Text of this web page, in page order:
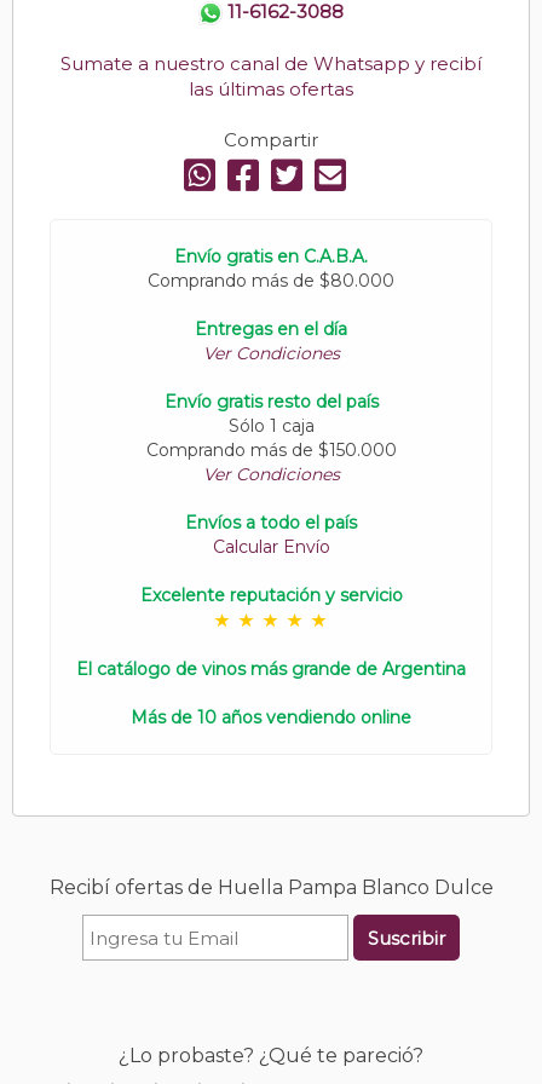
11-6162-3088
Sumate a nuestro canal de Whatsapp y recibí
las últimas ofertas
Compartir
Envío gratis en C.A.B.A.
Comprando más de $80.000
Entregas en el día
Ver Condiciones
Envío gratis resto del país
Sólo 1 caja
Comprando más de $150.000
Ver Condiciones
Envíos a todo el país
Calcular Envío
Excelente reputación y servicio
El catálogo de vinos más grande de Argentina
Más de 10 años vendiendo online
Recibí ofertas de Huella Pampa Blanco Dulce
Suscribir
¿Lo probaste? ¿Qué te pareció?